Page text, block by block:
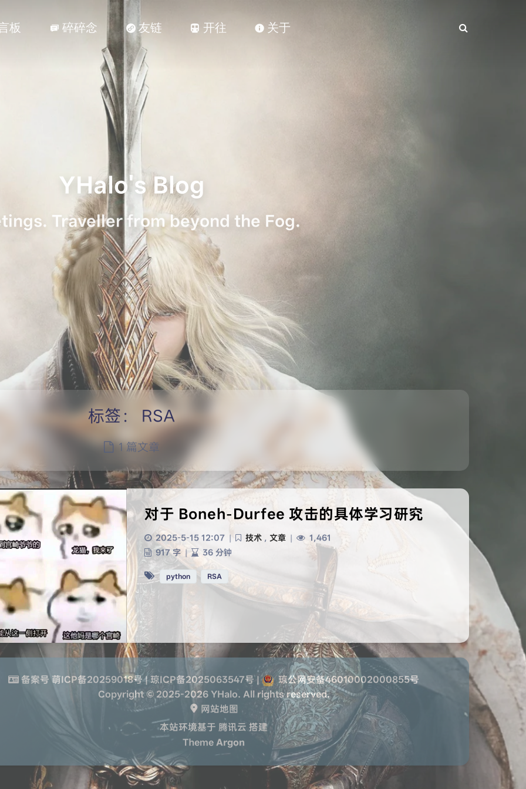
板  碎碎念 友链  开往  关于
YHalo's Blog
Traveller from beyond the Fog.
HarmonyOS Sans
标签： RSA
1 篇文章
对于 Boneh-Durfee 攻击的具体学习研究
2025-5-15 12:07 | 技术 , 文章 |
1,461
917 字 | 36 分钟
python RSA
备案号 萌ICP备20259018号| 琼ICP备2025063547号|
琼公网安备46010002000855号
Copyright © 2025-2026 YHalo. All rights reserved.
 网站地图
本站环境基于 腾讯云 搭建
Theme Argon